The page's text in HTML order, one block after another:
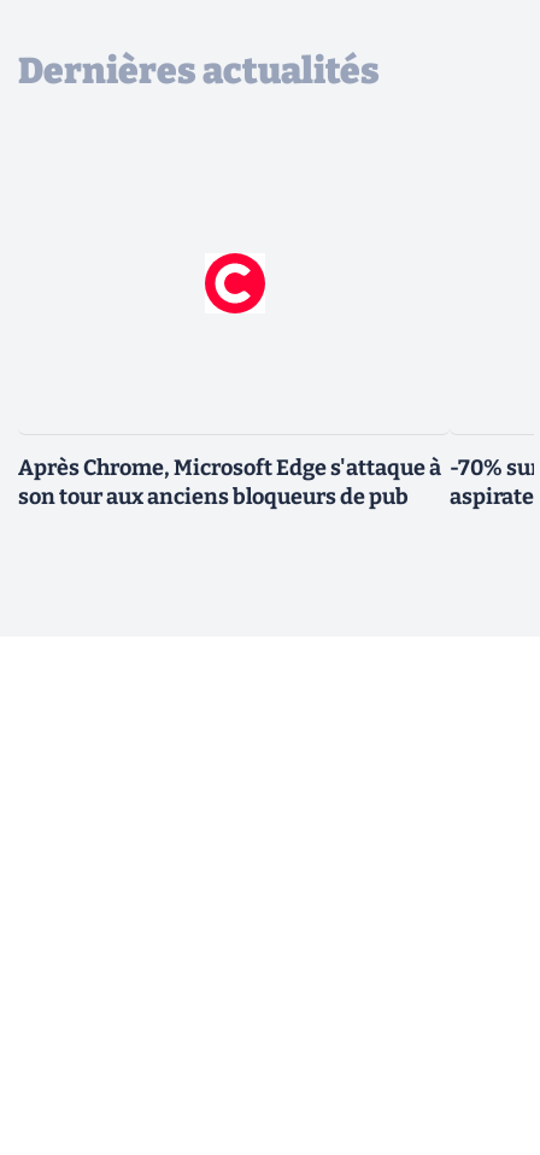
Dernières actualités
Après Chrome, Microsoft Edge s'attaque à
son tour aux anciens bloqueurs de pub
-70%